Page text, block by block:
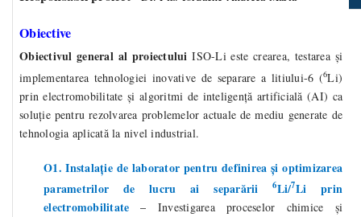
Obiective
Obiectivul general al proiectului ISO-Li este crearea, testarea și
implementarea tehnologiei inovative de separare a litiului-6 (6Li)
prin electromobilitate și algoritmi de inteligență artificială (AI) ca
soluție pentru rezolvarea problemelor actuale de mediu generate de
tehnologia aplicată la nivel industrial.
O1. Instalație de laborator pentru definirea și optimizarea
parametrilor de lucru ai separării6Li/7Li prin
electromobilitate–
Investigarea proceselor chimice și